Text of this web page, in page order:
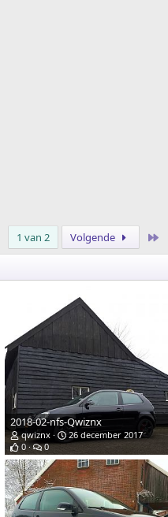
1 van 2 Volgende
2018-02-nfs-Qwiznx
qwiznx
26 december 2017
0
0